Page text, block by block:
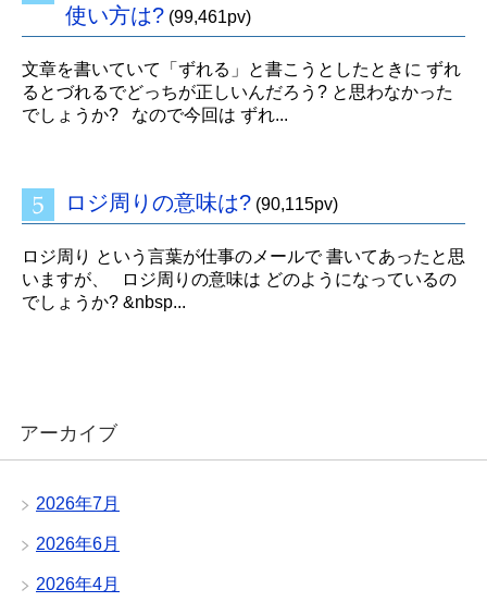
使い方は? (99,461pv)
文章を書いていて「ずれる」と書こうとしたときに ずれ
るとづれるでどっちが正しいんだろう? と思わなかった
でしょうか? なので今回は ずれ...
ロジ周りの意味は? (90,115pv)
ロジ周り という言葉が仕事のメールで 書いてあったと思
いますが、 ロジ周りの意味は どのようになっているの
でしょうか? &nbsp...
アーカイブ
2026年7月
2026年6月
2026年4月